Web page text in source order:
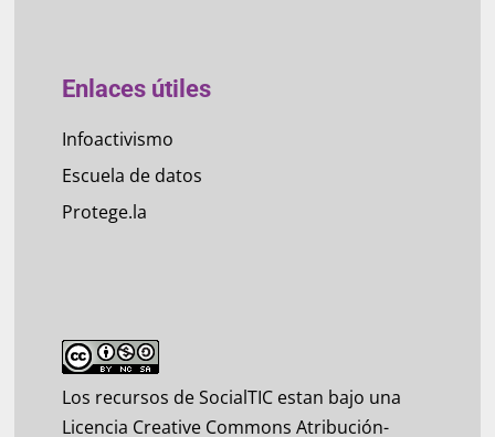
Enlaces útiles
Infoactivismo
Escuela de datos
Protege.la
Los recursos de SocialTIC estan bajo una
Licencia Creative Commons Atribución-